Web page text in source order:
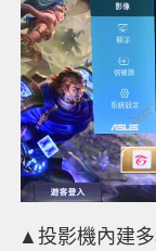
▲投影機內建